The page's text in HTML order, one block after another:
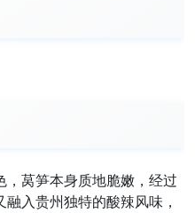
莴笋本身质地脆嫩，经过
入贵州独特的酸辣风味，